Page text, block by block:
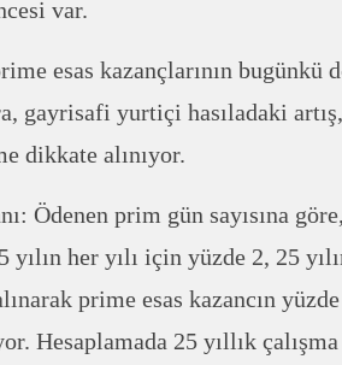
var.
esas kazançlarının bugünkü
gayrisafi yurtiçi hasıladaki
dikkate alınıyor.
Ödenen prim gün sayısına
her yılı için yüzde 2, 25
prime esas kazancın
Hesaplamada 25 yıllık çalışma